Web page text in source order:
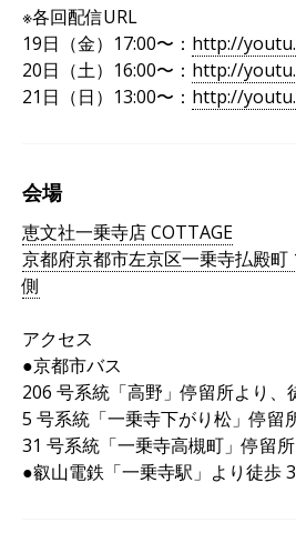
※各回配信URL
19日（金）17:00〜： http://
20日（土）16:00〜： http://
21日（日）13:00〜： http://
会場
恵文社一乗寺店 COTTAGE
京都府京都市左京区一乗寺払殿町
側
アクセス
●京都市バス
206 号系統「高野」停留所より、
5 号系統「一乗寺下がり松」停留
31 号系統「一乗寺高槻町」停留
●叡山電鉄「一乗寺駅」より徒歩